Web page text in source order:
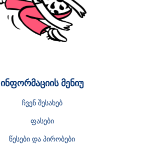
ინფორმაციის მენიუ
ჩვენ შესახებ
ფასები
წესები და პირობები